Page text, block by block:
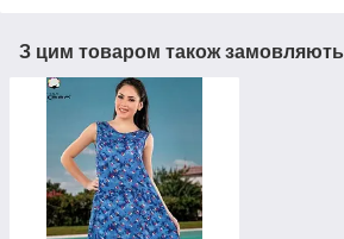
З цим товаром також замовляють